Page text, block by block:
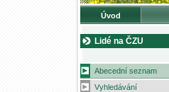
Úvod
Lidé na ČZU
Abecední seznam
Vyhledávání